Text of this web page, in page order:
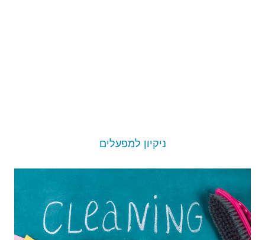
ניקיון למפעלים